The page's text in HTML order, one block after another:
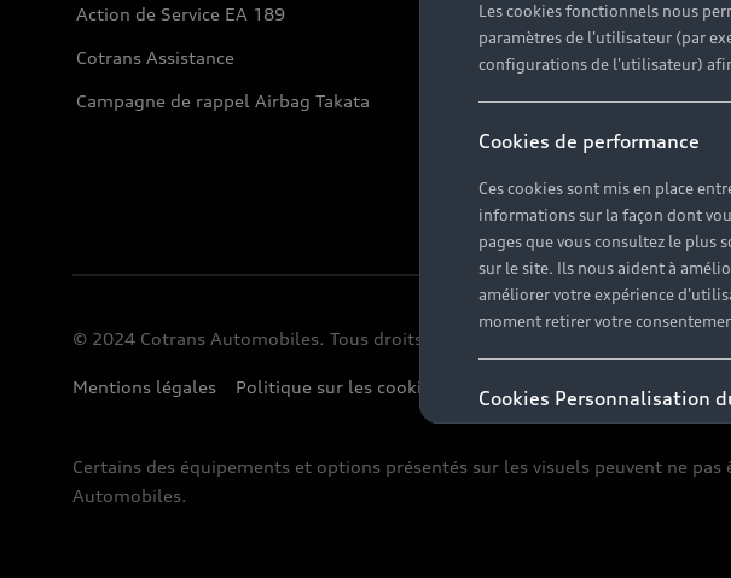
Action de Service EA 189
Cotrans Assistance
Campagne de rappel Airbag Takata
Audi Sport
Carrières
© 2024 Cotrans Automobiles. Tous droits réservés.
Mentions légales Politique sur les cookies Gérer vos cookies Politique
Certains des équipements et options présentés sur les visuels peuvent ne
Automobiles.
Les cookies fonctionnels nous
paramètres de l'utilisateur (par
configurations de l'utilisateur)
Cookies de performance
Ces cookies sont mis en place
informations sur la façon dont
pages que vous consultez le plus
sur le site. Ils nous aident à
améliorer votre expérience
moment retirer votre
Cookies Personnalisation
nos partenaires. Ils collectent